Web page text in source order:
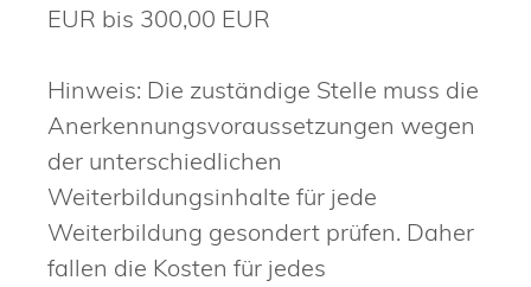
EUR bis 300,00 EUR
Hinweis: Die zuständige Stelle muss die
Anerkennungsvoraussetzungen wegen
der unterschiedlichen
Weiterbildungsinhalte für jede
Weiterbildung gesondert prüfen. Daher
fallen die Kosten für jedes